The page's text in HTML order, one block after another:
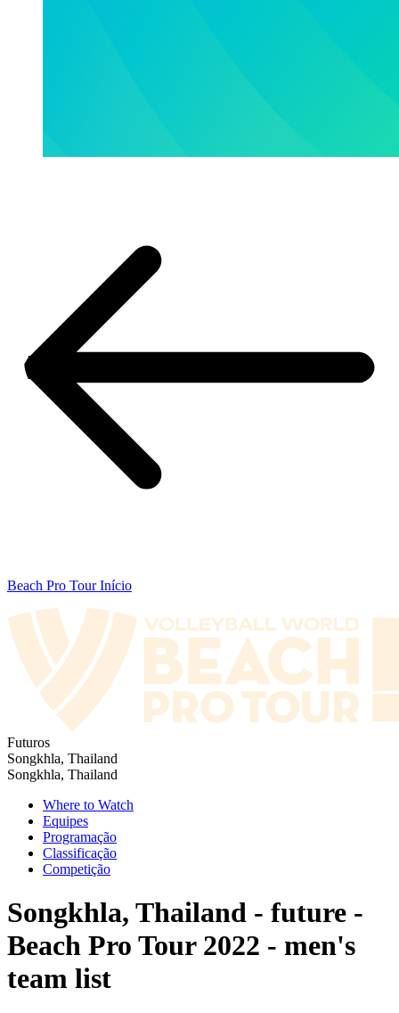
Beach Pro Tour Início
Futuros
Songkhla, Thailand
Songkhla, Thailand
Where to Watch
Equipes
Programação
Classificação
Competição
Songkhla, Thailand - future -
Beach Pro Tour 2022 - men's
team list